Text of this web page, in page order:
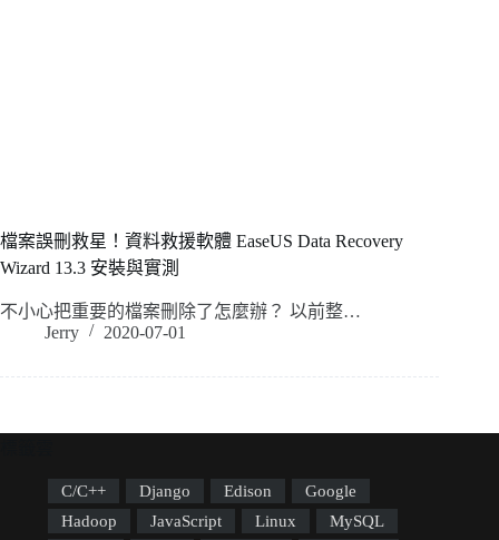
檔案誤刪救星！資料救援軟體 EaseUS Data Recovery
Wizard 13.3 安裝與實測
不小心把重要的檔案刪除了怎麼辦？ 以前整…
Jerry
2020-07-01
C/C++ Django Edison
Google
Hadoop
JavaScript Linux
MySQL